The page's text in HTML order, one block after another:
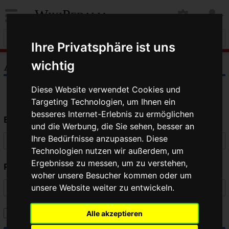
Ihre Privatsphäre ist uns
wichtig
Diese Website verwendet Cookies und
Targeting Technologien, um Ihnen ein
besseres Internet-Erlebnis zu ermöglichen
und die Werbung, die Sie sehen, besser an
Ihre Bedürfnisse anzupassen. Diese
Technologien nutzen wir außerdem, um
Ergebnisse zu messen, um zu verstehen,
woher unsere Besucher kommen oder um
unsere Website weiter zu entwickeln.
Alle akzeptieren
WikiPedalia
Anmelden
Benutzername
Passwort
Angemeldet bleiben